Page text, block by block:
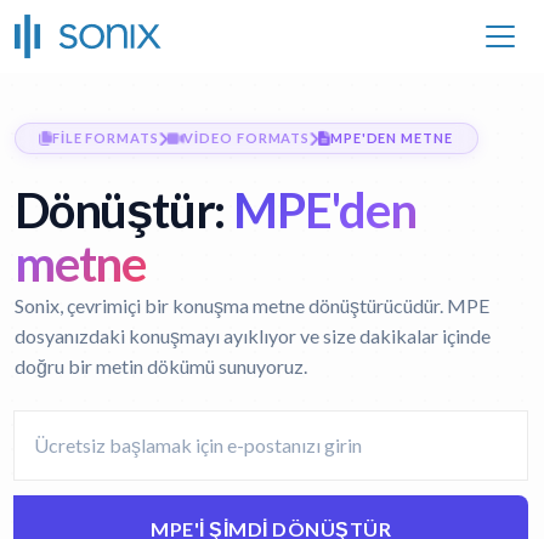
FILE FORMATS VIDEO FORMATS MPE'DEN METNE
Dönüştür: MPE'den
metne
Sonix, çevrimiçi bir konuşma metne dönüştürücüdür. MPE
dosyanızdaki konuşmayı ayıklıyor ve size dakikalar içinde
doğru bir metin dökümü sunuyoruz.
MPE'I ŞIMDI DÖNÜŞTÜR